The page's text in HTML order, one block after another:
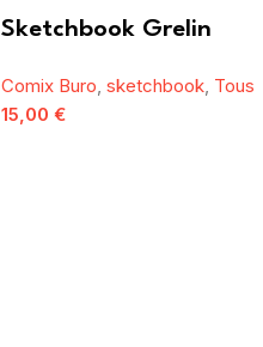
Sketchbook Grelin
Comix Buro, sketchbook, Tous
15,00 €